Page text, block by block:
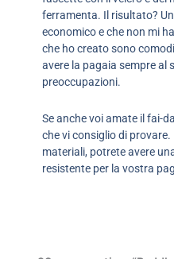
ferramenta. Il risultato?
economico e che non mi
che ho creato sono
avere la pagaia sempre al
preoccupazioni.
Se anche voi amate il fai-
che vi consiglio di
materiali, potrete avere
resistente per la vostra